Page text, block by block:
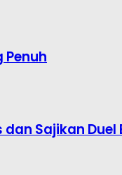
Penuh
Sajikan Duel